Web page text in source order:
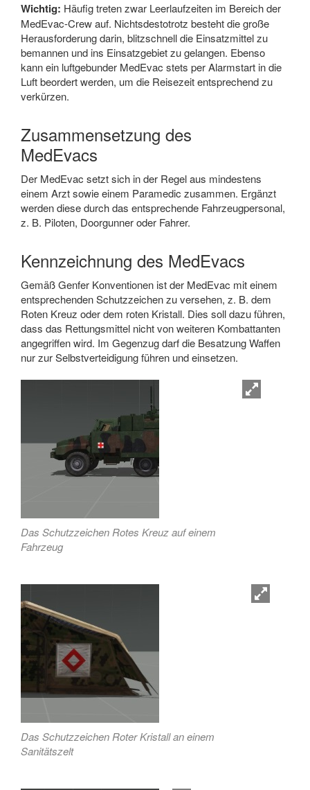
Wichtig: Häufig treten zwar Leerlaufzeiten im Bereich der
MedEvac-Crew auf. Nichtsdestotrotz besteht die große
Herausforderung darin, blitzschnell die Einsatzmittel zu
bemannen und ins Einsatzgebiet zu gelangen. Ebenso
kann ein luftgebunder MedEvac stets per Alarmstart in die
Luft beordert werden, um die Reisezeit entsprechend zu
verkürzen.
Zusammensetzung des
MedEvacs
Der MedEvac setzt sich in der Regel aus mindestens
einem Arzt sowie einem Paramedic zusammen. Ergänzt
werden diese durch das entsprechende Fahrzeugpersonal,
z. B. Piloten, Doorgunner oder Fahrer.
Kennzeichnung des MedEvacs
Gemäß Genfer Konventionen ist der MedEvac mit einem
entsprechenden Schutzzeichen zu versehen, z. B. dem
Roten Kreuz oder dem roten Kristall. Dies soll dazu führen,
dass das Rettungsmittel nicht von weiteren Kombattanten
angegriffen wird. Im Gegenzug darf die Besatzung Waffen
nur zur Selbstverteidigung führen und einsetzen.
Das Schutzzeichen Rotes Kreuz auf einem
Fahrzeug
Das Schutzzeichen Roter Kristall an einem
Sanitätszelt